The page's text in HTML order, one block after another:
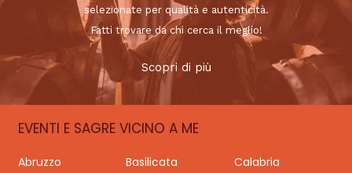
selezionate per qualità e autenticità.
Fatti trovare da chi cerca il meglio!
Scopri di più
EVENTI E SAGRE VICINO A ME
Abruzzo Basilicata
Calabria